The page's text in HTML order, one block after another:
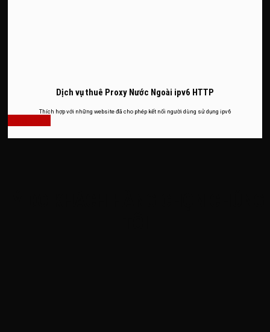
Dịch vụ thuê Proxy Nước Ngoài ipv6 HTTP
Thích hợp với những website đã cho phép kết nối người dùng sử dụng ipv6